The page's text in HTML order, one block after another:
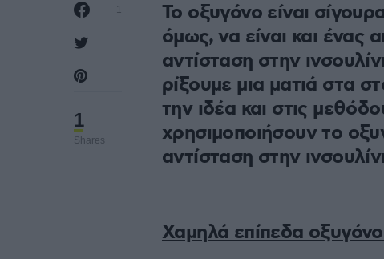
1
Shares
1
Το οξυγόνο είναι
όμως, να είναι και ένας
αντίσταση στην
ρίξουμε μια ματιά στα
την ιδέα και στις
χρησιμοποιήσουν το
αντίσταση στην
Χαμηλά επίπεδα